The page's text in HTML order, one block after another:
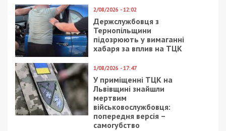
2/08/2026 - 12:02
Держслужбовця з
Тернопільщини
підозрюють у вимаганні
хабаря за вплив на ТЦК
1/08/2026 - 17:47
У приміщенні ТЦК на
Львівщині знайшли
мертвим
військовослужбовця:
попередня версія –
самогубство